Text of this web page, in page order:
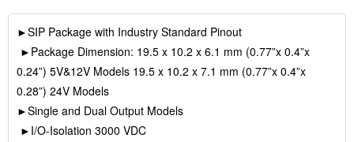
►SIP Package with Industry Standard Pinout
►Package Dimension: 19.5 x 10.2 x 6.1 mm (0.77”x 0.4”x
0.24”) 5V&12V Models 19.5 x 10.2 x 7.1 mm (0.77”x 0.4”x
0.28”) 24V Models
►Single and Dual Output Models
►I/O-Isolation 3000 VDC